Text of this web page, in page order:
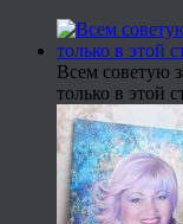
Всем советую
только в этой